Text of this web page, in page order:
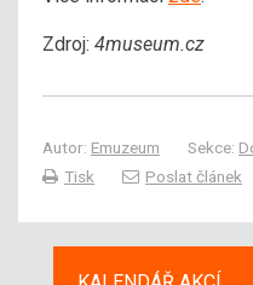
Zdroj: 4museum.cz
Autor: Emuzeum Sekce:
Tisk
Poslat článek